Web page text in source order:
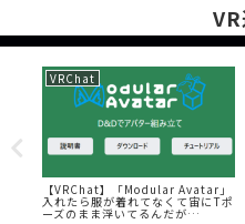
VRChat
【VRChat】「Modular Avatar」
入れたら服が着れてなくて宙にTポ
ーズのまま浮いてるんだが…